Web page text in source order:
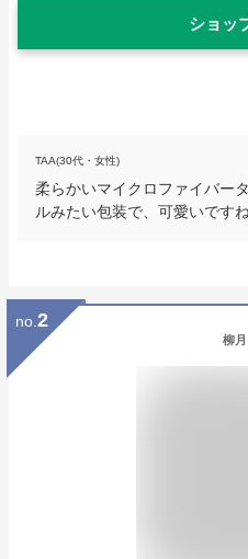
ショッ
TAA(30代・女性)
柔らかいマイクロファイバー
ルみたい包装で、可愛いですね
no. 2
柳